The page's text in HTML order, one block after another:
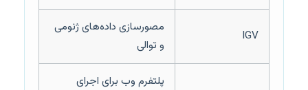
IGV
مصورسازی داده‌های ژنومی
و توالی‌
پلتفرم وب برای اجرای